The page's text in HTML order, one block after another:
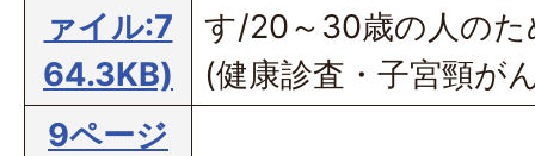
ァイル:7
64.3KB)
す/20～30歳の人の
(健康診査・子宮頸が
9ページ